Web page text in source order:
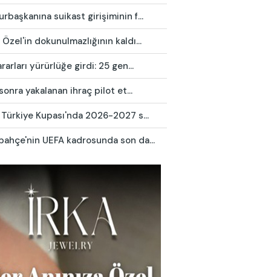
suikast girişiminin f...
dokunulmazlığının kaldı...
yürürlüğe girdi: 25 gen...
yakalanan ihraç pilot et...
Kupası'nda 2026-2027 s...
UEFA kadrosunda son da...